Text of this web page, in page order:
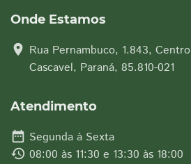
Onde Estamos
location_on Rua Pernambuco, 1.843, Centro
Cascavel, Paraná, 85.810-021
Atendimento
date_range Segunda à Sexta
history 08:00 às 11:30 e 13:30 às 18:00